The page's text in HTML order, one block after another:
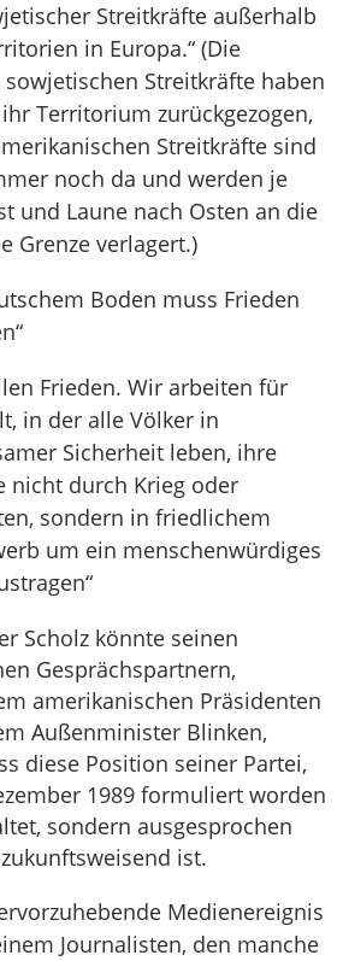
Streitkräfte außerhalb
in Europa.“ (Die
sowjetischen Streitkräfte haben
Territorium zurückgezogen,
Streitkräfte sind
noch da und werden je
und Laune nach Osten an die
Grenze verlagert.)
Boden muss Frieden
Frieden. Wir arbeiten für
in der alle Völker in
Sicherheit leben, ihre
nicht durch Krieg oder
sondern in friedlichem
um ein menschenwürdiges
Scholz könnte seinen
Gesprächspartnern,
amerikanischen Präsidenten
Außenminister Blinken,
diese Position seiner Partei,
1989 formuliert worden
sondern ausgesprochen
ist.
Medienereignis
Journalisten, den manche